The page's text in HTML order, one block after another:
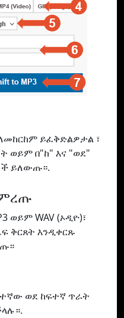
ይፈቅድልዎታል ፣
ወይም በ"ከ" እና "ወደ"
ይለውጡ።.
ወይም WAV (ኦዲዮ)፣
ቅርጸት እንዲቀርጹ
ወደ ከፍተኛ ጥራት